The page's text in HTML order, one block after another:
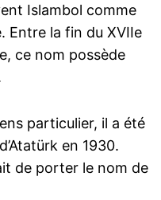
Islambol comme
Entre la fin du XVIIe
ce nom possède
particulier, il a été
en 1930.
de porter le nom de